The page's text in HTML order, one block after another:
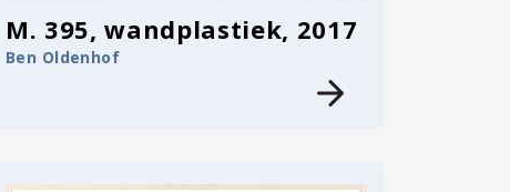
M. 395, wandplastiek, 2017
Ben Oldenhof